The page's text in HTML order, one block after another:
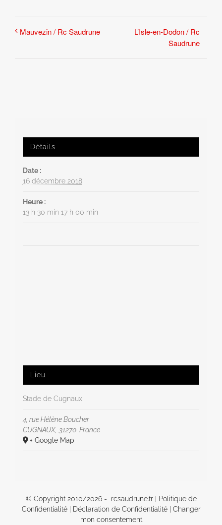
Mauvezin / Rc Saudrune
L’Isle-en-Dodon / Rc
Saudrune
Détails
Date :
16 décembre 2018
Heure :
13 h 30 min 17 h 00 min
Lieu
Stade de Cugnaux
4, rue Hélène Boucher
CUGNAUX, 31270 France
+ Google Map
© Copyright 2010/2026 - rcsaudrune.fr | Politique de
Confidentialité| Déclaration de Confidentialité| Changer
mon consentement